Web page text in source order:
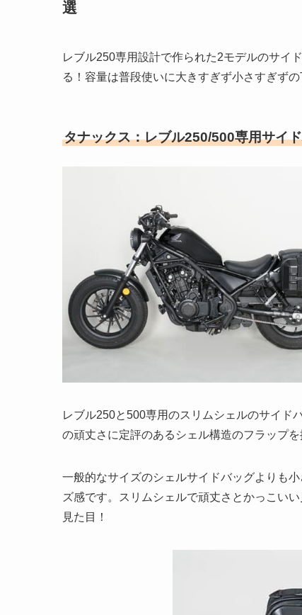
選
レブル250専用設計で作られた2モデルのサイ
る！容量は普段使いに大きすぎず小さすぎず
タナックス：レブル250/500専用サイ
レブル250と500専用のスリムシェルのサイド
の頑丈さに定評のあるシェル構造のフラップを
一般的なサイズのシェルサイドバッグよりも
ズ感です。スリムシェルで頑丈さとかっこい
見た目！